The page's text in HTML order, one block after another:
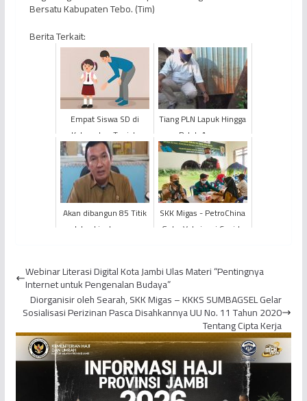
Bersatu Kabupaten Tebo. (Tim)
Berita Terkait:
Empat Siswa SD di
Kabupaten Tanjab
Timur Alami Kekerasan
Oleh Sang Guru
Tiang PLN Lapuk Hingga
Patah Ancam
Keselamatan Warga
Akan dibangun 85 Titik
Jalan Lingkungan
L...
SKK Migas - PetroChina
Gelar Vaksinasi Covid-
Webinar Literasi Digital Kota Jambi Ulas Materi “Pentingnya
Internet untuk Pengenalan Budaya”
Diorganisir oleh Searah, SKK Migas – KKKS SUMBAGSEL Gelar
Sosialisasi Perizinan Pasca Disahkannya UU No. 11 Tahun 2020
Tentang Cipta Kerja